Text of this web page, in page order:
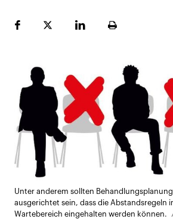
FacebookPlattformLinekdInSeite
Unter anderem sollten
ausgerichtet sein, dass die Abstandsregeln
Wartebereich eingehalten werden können.